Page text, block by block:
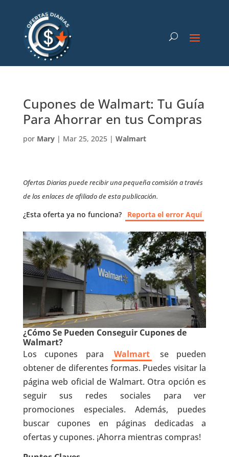
Cupones de Walmart: Tu Guía
Para Ahorrar en tus Compras
por Mary| Mar 25, 2025| Walmart
Ofertas Diarias puede recibir una pequeña comisión a través
de los enlaces de afiliado de esta publicación.
¿Esta oferta ya no funciona? Reporta el error Aquí
¿Cómo Se Pueden Conseguir Cupones de
Walmart?
Los cupones para
Walmart
se pueden
obtener de diferentes formas. Puedes visitar la
página web oficial de Walmart. Otra opción es
seguir sus redes sociales para ver
promociones especiales. Además, puedes
buscar cupones en páginas dedicadas a
ofertas y cupones. ¡Ahorra mientras compras!